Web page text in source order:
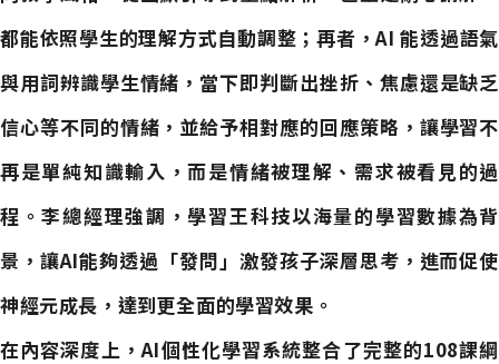
都能依照學生的理解方式自動調整；再者，AI 能透過語氣
與用詞辨識學生情緒，當下即判斷出挫折、焦慮還是缺乏
信心等不同的情緒，並給予相對應的回應策略，讓學習不
再是單純知識輸入，而是情緒被理解、需求被看見的過
程。李總經理強調，學習王科技以海量的學習數據為背
景，讓AI能夠透過「發問」激發孩子深層思考，進而促使
神經元成長，達到更全面的學習效果。
在內容深度上，AI個性化學習系統整合了完整的108課綱